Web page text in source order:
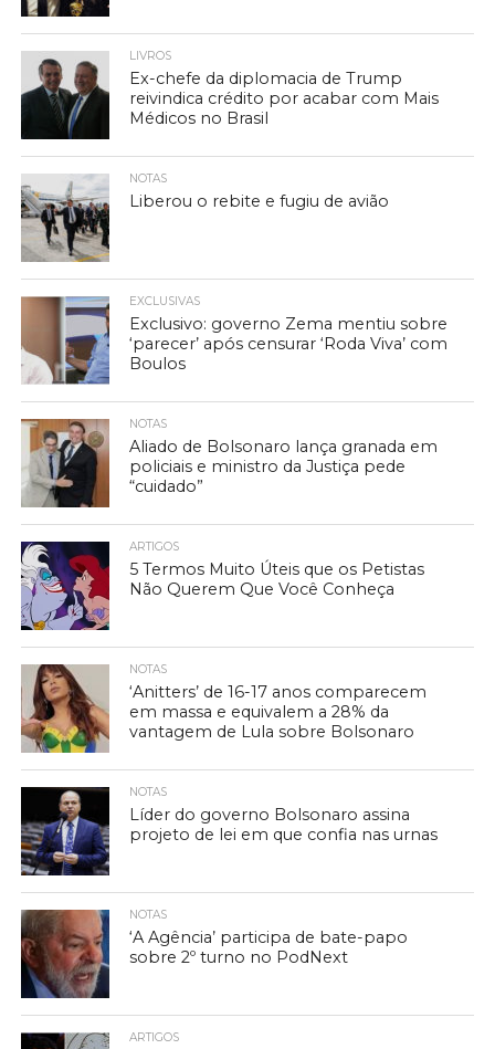
LIVROS
Ex-chefe da diplomacia de Trump
reivindica crédito por acabar com Mais
Médicos no Brasil
NOTAS
Liberou o rebite e fugiu de avião
EXCLUSIVAS
Exclusivo: governo Zema mentiu sobre
‘parecer’ após censurar ‘Roda Viva’ com
Boulos
NOTAS
Aliado de Bolsonaro lança granada em
policiais e ministro da Justiça pede
“cuidado”
ARTIGOS
5 Termos Muito Úteis que os Petistas
Não Querem Que Você Conheça
NOTAS
‘Anitters’ de 16-17 anos comparecem
em massa e equivalem a 28% da
vantagem de Lula sobre Bolsonaro
NOTAS
Líder do governo Bolsonaro assina
projeto de lei em que confia nas urnas
NOTAS
‘A Agência’ participa de bate-papo
sobre 2º turno no PodNext
ARTIGOS